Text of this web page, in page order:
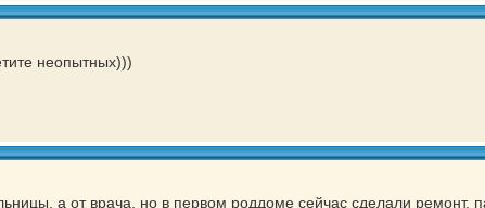
неопытных)))
а от врача, но в первом роддоме сейчас сделали ремонт,